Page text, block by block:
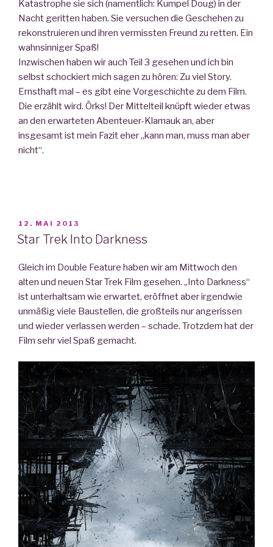
Katastrophe sie sich (namentlich: Kumpel Doug) in der
Nacht geritten haben. Sie versuchen die Geschehen zu
rekonstruieren und ihren vermissten Freund zu retten. Ein
wahnsinniger Spaß!
Inzwischen haben wir auch Teil 3 gesehen und ich bin
selbst schockiert mich sagen zu hören: Zu viel Story.
Ernsthaft mal – es gibt eine Vorgeschichte zu dem Film.
Die erzählt wird. Örks! Der Mittelteil knüpft wieder etwas
an den erwarteten Abenteuer-Klamauk an, aber
insgesamt ist mein Fazit eher „kann man, muss man aber
nicht“.
VERÖFFENTLICHT
AM
12. MAI 2013
Star Trek Into Darkness
Gleich im Double Feature haben wir am Mittwoch den
alten und neuen Star Trek Film gesehen. „Into Darkness“
ist unterhaltsam wie erwartet, eröffnet aber irgendwie
unmäßig viele Baustellen, die großteils nur angerissen
und wieder verlassen werden – schade. Trotzdem hat der
Film sehr viel Spaß gemacht.